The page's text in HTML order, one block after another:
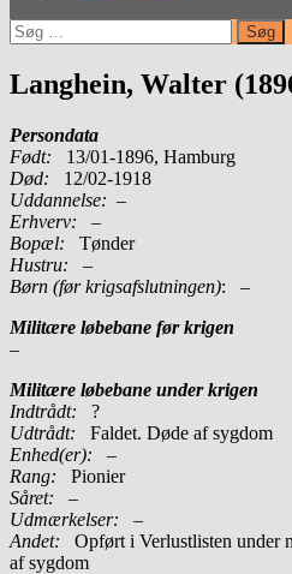
Søg
efter:
Langhein, Walter
Persondata
Født: 13/01-1896, Hamburg
Død: 12/02-1918
Uddannelse: –
Erhverv: –
Bopæl: Tønder
Hustru: –
Børn (før krigsafslutningen): –
Militære løbebane før krigen
–
Militære løbebane under krigen
Indtrådt: ?
Udtrådt: Faldet. Døde af sygdom
Enhed(er):
–
Rang:
Pionier
Såret: –
Udmærkelser: –
Andet: Opført i Verlustlisten under
af sygdom